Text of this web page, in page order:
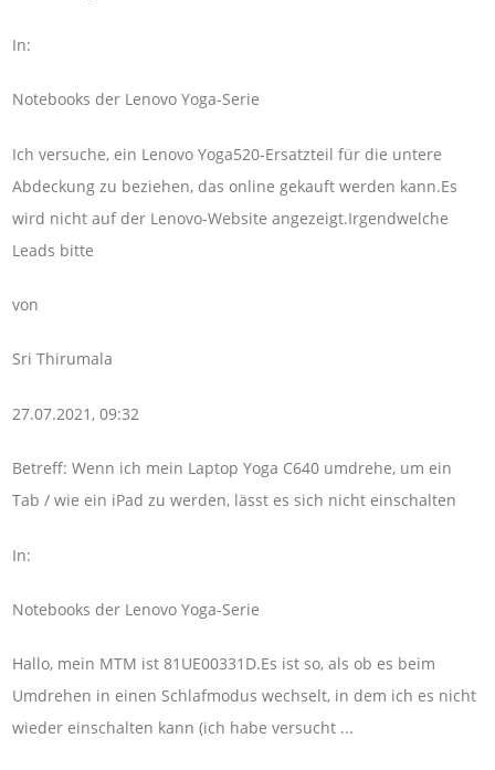
In:
Notebooks der Lenovo Yoga-Serie
Ich versuche, ein Lenovo Yoga520-Ersatzteil für die untere
Abdeckung zu beziehen, das online gekauft werden kann.Es
wird nicht auf der Lenovo-Website angezeigt.Irgendwelche
Leads bitte
von
Sri Thirumala
27.07.2021, 09:32
Betreff: Wenn ich mein Laptop Yoga C640 umdrehe, um ein
Tab / wie ein iPad zu werden, lässt es sich nicht einschalten
In:
Notebooks der Lenovo Yoga-Serie
Hallo, mein MTM ist 81UE00331D.Es ist so, als ob es beim
Umdrehen in einen Schlafmodus wechselt, in dem ich es nicht
wieder einschalten kann (ich habe versucht ...